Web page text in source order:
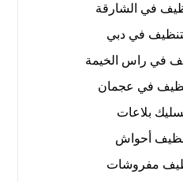
في الشارقة
في دبي
في راس الخيمة
في عجمان
بلاعات
أحواش
مفروشات